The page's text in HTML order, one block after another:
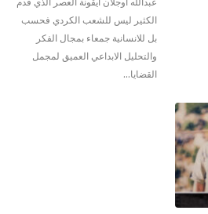
الكثير ليس للشعب الكردي فحسب
بل للانسانية جمعاء بمجال الفكر
والتحليل الابداعي العميق لمجمل
القضايا…